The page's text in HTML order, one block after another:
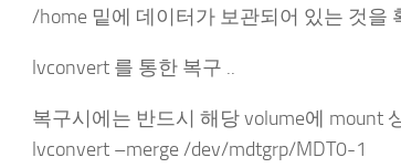
/home 밑에 데이터가 보관되어 있는 것을
lvconvert 를 통한 복구 ..
복구시에는 반드시 해당 volume에 mount
lvconvert –merge /dev/mdtgrp/MDT0-1